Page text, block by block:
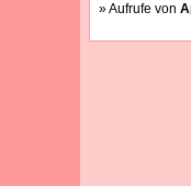
» Aufrufe von